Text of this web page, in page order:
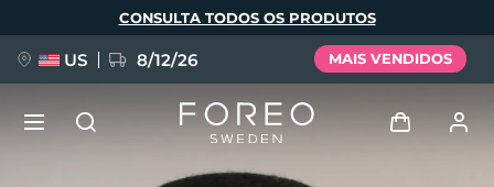
principal
CONSULTA TODOS OS PRODUTOS
US 8/12/26 MAIS VENDIDOS